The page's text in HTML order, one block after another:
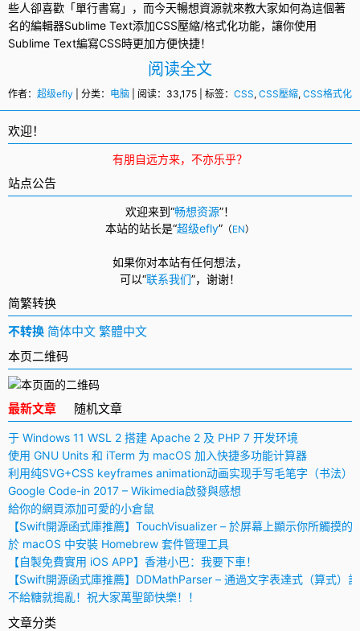
些人卻喜歡「單行書寫」，而今天暢想資源就來教大家如何為這個著
名的編輯器Sublime Text添加CSS壓縮/格式化功能，讓你使用
Sublime Text編寫CSS時更加方便快捷！
阅读全文
作者： 超级efly | 分类： 电脑 | 阅读：33,175 | 标签： CSS, CSS壓縮, CSS格式化
欢迎！
有朋自远方来，不亦乐乎？
站点公告
欢迎来到“畅想资源”！
本站的站长是“超级efly” （EN）
如果你对本站有任何想法，
可以“联系我们”， 谢谢！
简繁转换
不转换 简体中文 繁體中文
本页二维码
最新文章 随机文章
于 Windows 11 WSL 2 搭建 Apache 2 及 PHP 7 开发环境
使用 GNU Units 和 iTerm 为 macOS 加入快捷多功能计算器
利用纯SVG+CSS keyframes animation动画实现手写毛笔字（书法）
Google Code-in 2017 – Wikimedia啟發與感想
給你的網頁添加可愛的小倉鼠
【Swift開源函式庫推薦】TouchVisualizer – 於屏幕上顯示你所觸摸的
於 macOS 中安裝 Homebrew 套件管理工具
【自製免費實用 iOS APP】香港小巴：我要下車！
【Swift開源函式庫推薦】DDMathParser – 通過文字表達式（算式）
不給糖就搗亂！祝大家萬聖節快樂！！
文章分类